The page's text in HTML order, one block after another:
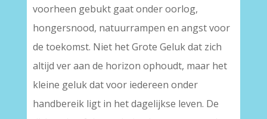
voorheen gebukt gaat onder oorlog,
hongersnood, natuurrampen en angst voor
de toekomst. Niet het Grote Geluk dat zich
altijd ver aan de horizon ophoudt, maar het
kleine geluk dat voor iedereen onder
handbereik ligt in het dagelijkse leven. De